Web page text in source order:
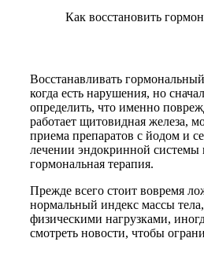
Как восстановить
Восстанавливать
когда есть нарушения, но
определить, что именно
работает щитовидная железа,
приема препаратов с йодом и
лечении эндокринной системы
гормональная терапия.
Прежде всего стоит вовремя
нормальный индекс массы
физическими нагрузками,
смотреть новости, чтобы